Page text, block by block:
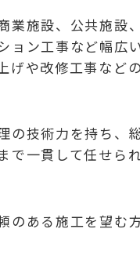
業施設、公共施設
ョン工事など幅広
げや改修工事など
の技術力を持ち、
で一貫して任せら
のある施工を望む